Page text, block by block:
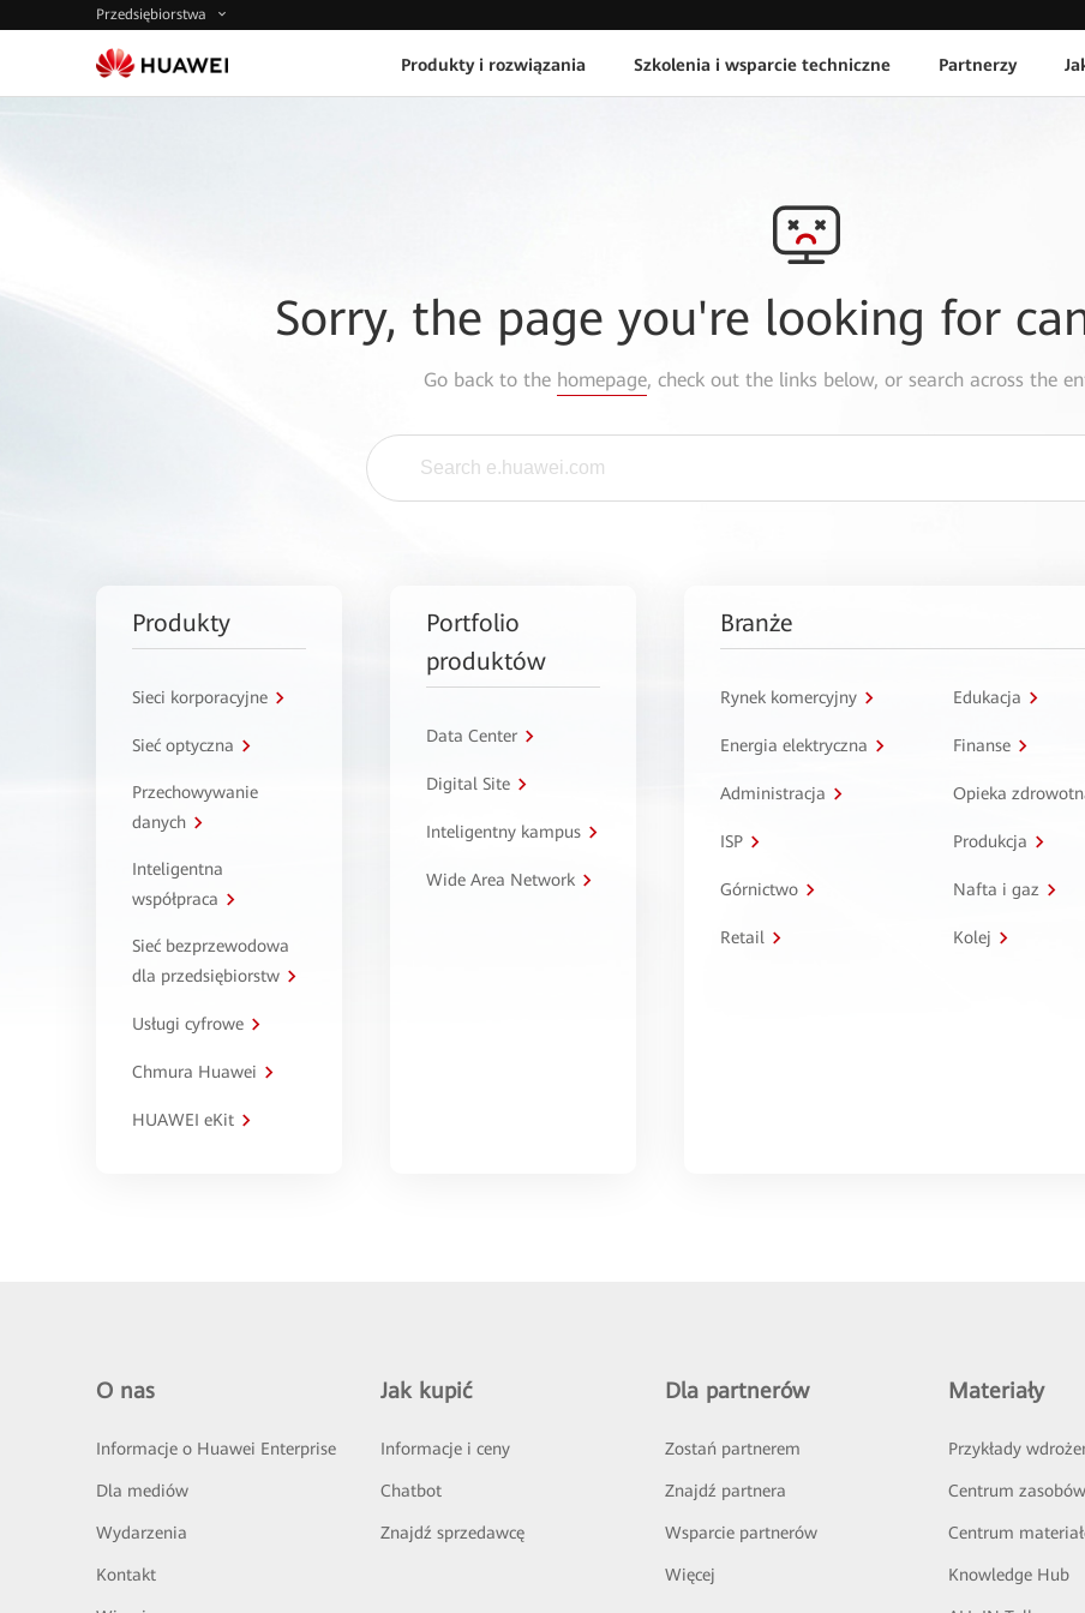
Przedsiębiorstwa
Produkty i rozwiązania Szkolenia i wsparcie techniczne Partnerzy
Sorry, the page you're looking for
Go back to the homepage, check out the links below, or search across the
Produkty
Sieci korporacyjne
Sieć optyczna
Przechowywanie
danych
Inteligentna
współpraca
Sieć bezprzewodowa
dla przedsiębiorstw
Usługi cyfrowe
Chmura Huawei
HUAWEI eKit
Portfolio
produktów
Data Center
Digital Site
Inteligentny kampus
Wide Area Network
Branże
Rynek komercyjny Edukacja
Energia elektryczna Finanse
Administracja Opieka
ISP Produkcja
Górnictwo Nafta i gaz
Retail Kolej
O nas
Informacje o Huawei Enterprise
Dla mediów
Wydarzenia
Kontakt
Jak kupić
Informacje i ceny
Chatbot
Znajdź sprzedawcę
Dla partnerów
Zostań partnerem
Znajdź partnera
Wsparcie partnerów
Więcej
Materiały
Przykłady
Centrum zasobów
Centrum
Knowledge Hub